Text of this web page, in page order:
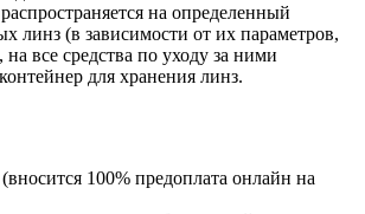
на определенный
линз (в зависимости от их параметров,
на все средства по уходу за ними
для хранения линз.
100% предоплата онлайн на